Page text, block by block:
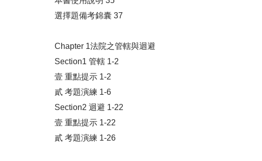
選擇題備考錦囊 37
Chapter 1法院之管轄與迴避
Section1 管轄 1-2
壹 重點提示 1-2
貳 考題演練 1-6
Section2 迴避 1-22
壹 重點提示 1-22
貳 考題演練 1-26